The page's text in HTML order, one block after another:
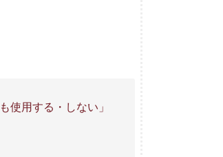
使用する・しない」